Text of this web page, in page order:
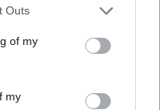
Outs
of my
my
lehetőséget adnak
a rekreációs és
korlátoznák